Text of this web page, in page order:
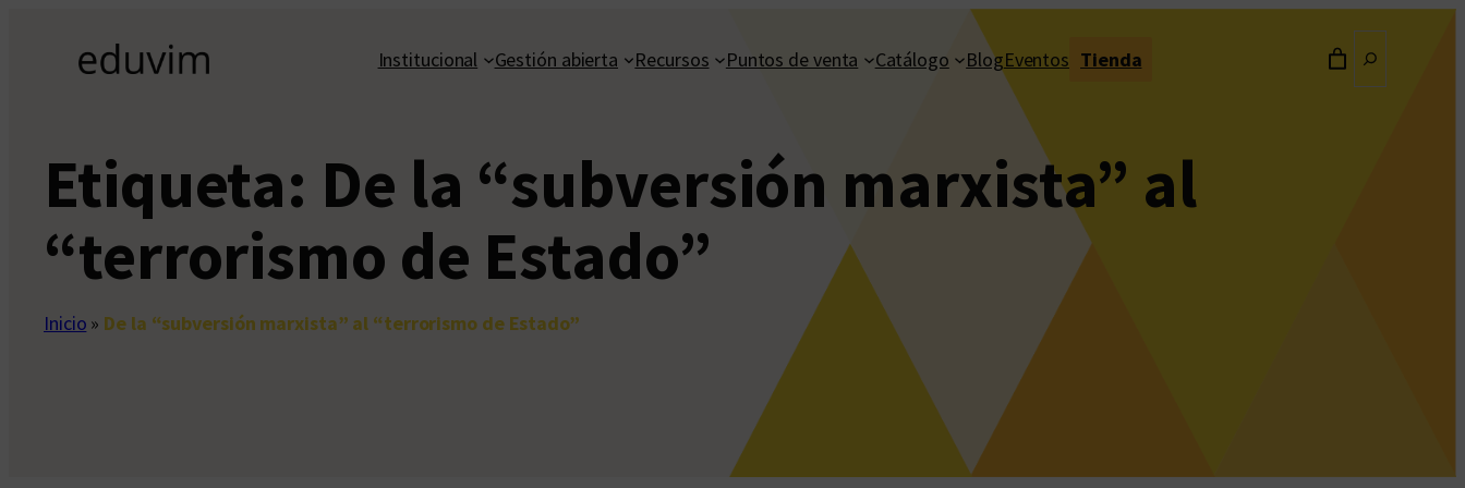
contenido
Institucional Gestión abierta Recursos Puntos de venta Catálogo BlogEventos Tienda
Etiqueta: De la “subversión marxista” al
“terrorismo de Estado”
Inicio » De la “subversión marxista” al “terrorismo de Estado”